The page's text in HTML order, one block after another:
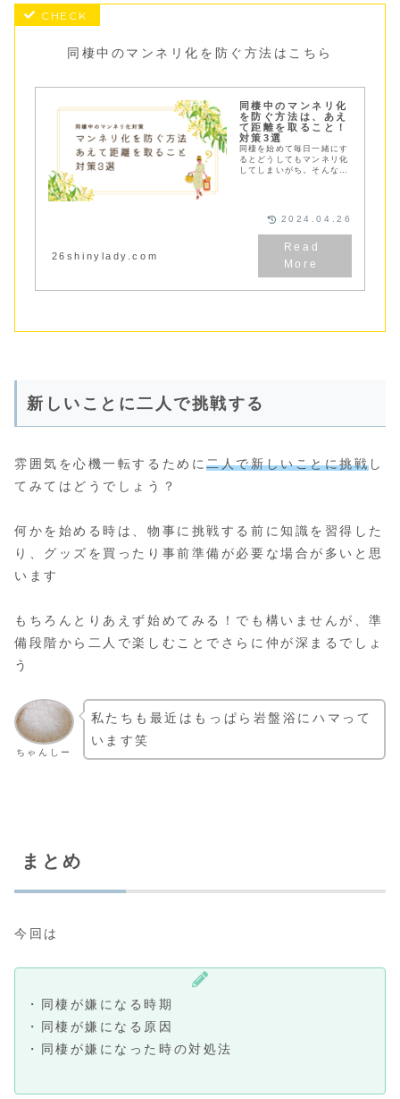
同棲中のマンネリ化を防ぐ方法はこちら
同棲中のマンネリ化
を防ぐ方法は、あえ
て距離を取ること！
対策3選
同棲を始めて毎日一緒にす
るとどうしてもマンネリ化
してしまいがち。そんなマ
26shinylady.com
2024.04.26
新しいことに二人で挑戦する
雰囲気を心機一転するために二人で新しいことに挑戦し
てみてはどうでしょう？
何かを始める時は、物事に挑戦する前に知識を習得した
り、グッズを買ったり事前準備が必要な場合が多いと思
います
もちろんとりあえず始めてみる！でも構いませんが、準
備段階から二人で楽しむことでさらに仲が深まるでしょ
う
ちゃんしー
私たちも最近はもっぱら岩盤浴にハマって
います笑
まとめ
今回は
・同棲が嫌になる時期
・同棲が嫌になる原因
・同棲が嫌になった時の対処法